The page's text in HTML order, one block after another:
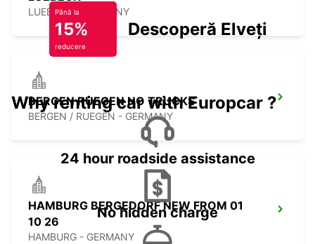
LUEBECK - GERMANY
BERGEN RUEGEN NO TRUCKS
BERGEN / RUEGEN - GERMANY
HAMBURG BERGEDORF NEW FROM 01
10 26
HAMBURG - GERMANY
Până la
15%
reducere
Descoperă Elveția
Why renting car with Europcar ?
24 hour roadside assistance
No hidden charge